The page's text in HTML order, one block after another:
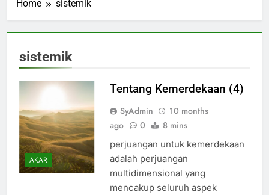
Home sistemik
sistemik
AKAR
Tentang Kemerdekaan (4)
SyAdmin
10 months
ago
0 8 mins
perjuangan untuk kemerdekaan
adalah perjuangan
multidimensional yang
mencakup seluruh aspek